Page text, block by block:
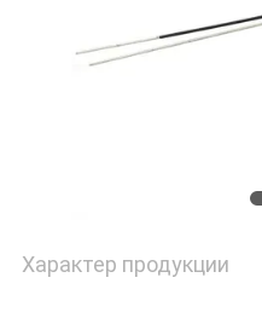
PRIVACY
Характер продукции